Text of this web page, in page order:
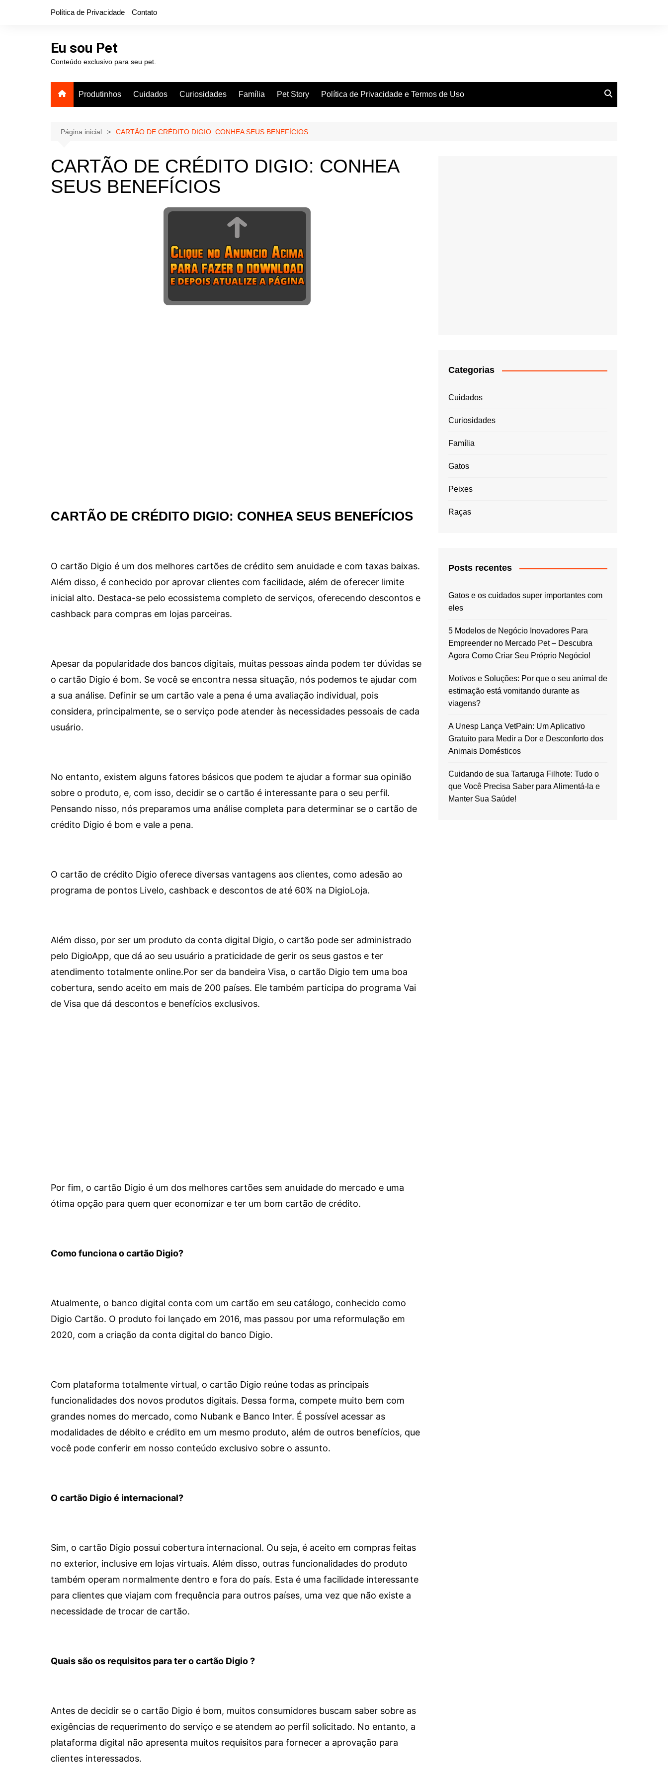
Política de Privacidade Contato
Eu sou Pet
Conteúdo exclusivo para seu pet.
Produtinhos Cuidados Curiosidades Família Pet Story Política de Privacidade e Termos de Uso
Página inicial CARTÃO DE CRÉDITO DIGIO: CONHEA SEUS BENEFÍCIOS
CARTÃO DE CRÉDITO DIGIO: CONHEA
SEUS BENEFÍCIOS
CARTÃO DE CRÉDITO DIGIO: CONHEA SEUS BENEFÍCIOS
O cartão Digio é um dos melhores cartões de crédito sem anuidade e com taxas baixas.
Além disso, é conhecido por aprovar clientes com facilidade, além de oferecer limite
inicial alto. Destaca-se pelo ecossistema completo de serviços, oferecendo descontos e
cashback para compras em lojas parceiras.
Apesar da popularidade dos bancos digitais, muitas pessoas ainda podem ter dúvidas se
o cartão Digio é bom. Se você se encontra nessa situação, nós podemos te ajudar com
a sua análise. Definir se um cartão vale a pena é uma avaliação individual, pois
considera, principalmente, se o serviço pode atender às necessidades pessoais de cada
usuário.
No entanto, existem alguns fatores básicos que podem te ajudar a formar sua opinião
sobre o produto, e, com isso, decidir se o cartão é interessante para o seu perfil.
Pensando nisso, nós preparamos uma análise completa para determinar se o cartão de
crédito Digio é bom e vale a pena.
O cartão de crédito Digio oferece diversas vantagens aos clientes, como adesão ao
programa de pontos Livelo, cashback e descontos de até 60% na DigioLoja.
Além disso, por ser um produto da conta digital Digio, o cartão pode ser administrado
pelo DigioApp, que dá ao seu usuário a praticidade de gerir os seus gastos e ter
atendimento totalmente online.Por ser da bandeira Visa, o cartão Digio tem uma boa
cobertura, sendo aceito em mais de 200 países. Ele também participa do programa Vai
de Visa que dá descontos e benefícios exclusivos.
Por fim, o cartão Digio é um dos melhores cartões sem anuidade do mercado e uma
ótima opção para quem quer economizar e ter um bom cartão de crédito.
Como funciona o cartão Digio?
Atualmente, o banco digital conta com um cartão em seu catálogo, conhecido como
Digio Cartão. O produto foi lançado em 2016, mas passou por uma reformulação em
2020, com a criação da conta digital do banco Digio.
Com plataforma totalmente virtual, o cartão Digio reúne todas as principais
funcionalidades dos novos produtos digitais. Dessa forma, compete muito bem com
grandes nomes do mercado, como Nubank e Banco Inter. É possível acessar as
modalidades de débito e crédito em um mesmo produto, além de outros benefícios, que
você pode conferir em nosso conteúdo exclusivo sobre o assunto.
O cartão Digio é internacional?
Sim, o cartão Digio possui cobertura internacional. Ou seja, é aceito em compras feitas
no exterior, inclusive em lojas virtuais. Além disso, outras funcionalidades do produto
também operam normalmente dentro e fora do país. Esta é uma facilidade interessante
para clientes que viajam com frequência para outros países, uma vez que não existe a
necessidade de trocar de cartão.
Quais são os requisitos para ter o cartão Digio ?
Antes de decidir se o cartão Digio é bom, muitos consumidores buscam saber sobre as
exigências de requerimento do serviço e se atendem ao perfil solicitado. No entanto, a
plataforma digital não apresenta muitos requisitos para fornecer a aprovação para
clientes interessados.
Categorias
Cuidados
Curiosidades
Família
Gatos
Peixes
Raças
Posts recentes
Gatos e os cuidados super importantes com
eles
5 Modelos de Negócio Inovadores Para
Empreender no Mercado Pet – Descubra
Agora Como Criar Seu Próprio Negócio!
Motivos e Soluções: Por que o seu animal de
estimação está vomitando durante as
viagens?
A Unesp Lança VetPain: Um Aplicativo
Gratuito para Medir a Dor e Desconforto dos
Animais Domésticos
Cuidando de sua Tartaruga Filhote: Tudo o
que Você Precisa Saber para Alimentá-la e
Manter Sua Saúde!